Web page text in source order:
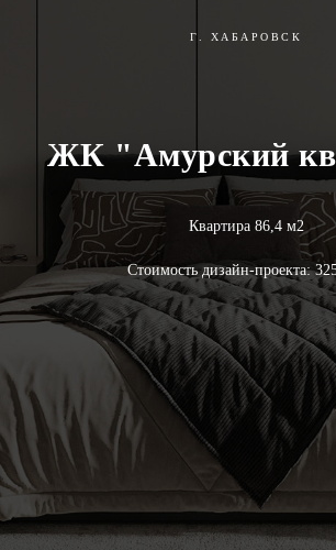
Г. ХАБАРОВСК
ЖК "Амурский
Квартира 86,4 м2
Стоимость дизайн-проекта: